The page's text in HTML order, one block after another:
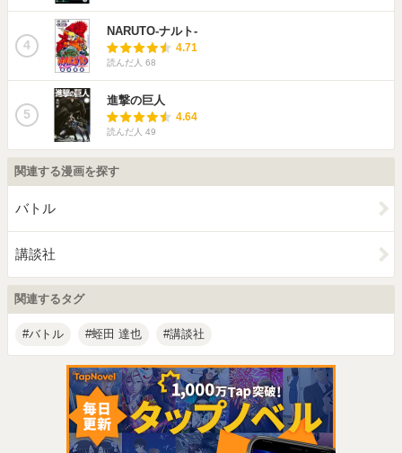
4
NARUTO-ナルト-
4.71
読んだ人 68
5
進撃の巨人
4.64
読んだ人 49
関連する漫画を探す
バトル
講談社
関連するタグ
バトル 蛭田 達也 講談社